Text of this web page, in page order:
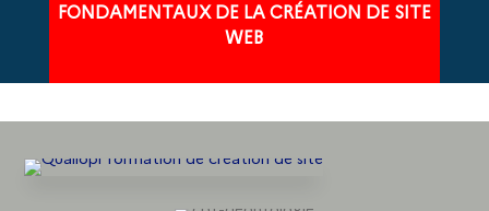
FONDAMENTAUX DE LA CRÉATION DE SITE
WEB